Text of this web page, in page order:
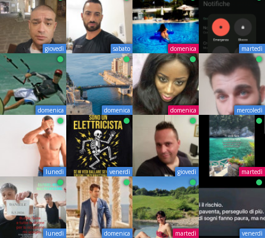
giovedì sabato domenica martedì
domenica domenica domenica mercoledì
lunedì venerdì giovedì martedì
lunedì domenica martedì venerdì